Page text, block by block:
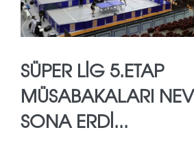
SÜPER LİG 5.ETAP
MÜSABAKALARI
SONA ERDİ...